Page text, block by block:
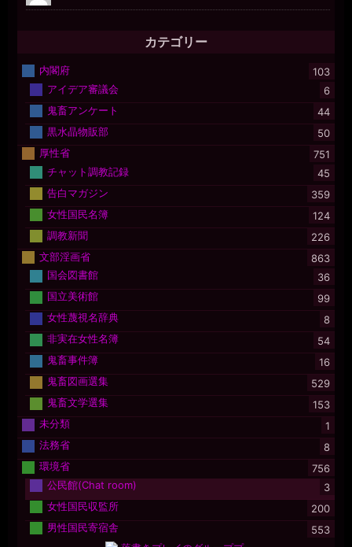
カテゴリー
内閣府
103
アイデア審議会
6
鬼畜アンケート
44
黒水晶物販部
50
厚性省
751
チャット調教記録
45
告白マガジン
359
女性国民名簿
124
調教新聞
226
文部淫画省
863
国会図書館
36
国立美術館
99
女性蔑視名辞典
8
非実在女性名簿
54
鬼畜事件簿
16
鬼畜図画選集
529
鬼畜文学選集
153
未分類
1
法務省
8
環境省
756
公民館(Chat room)
3
女性国民収監所
200
男性国民寄宿舎
553